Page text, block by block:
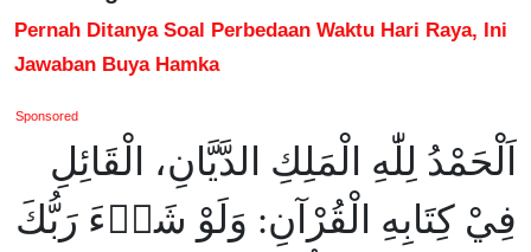
Pernah Ditanya Soal Perbedaan Waktu Hari Raya, Ini
Jawaban Buya Hamka
Sponsored
اَلْحَمْدُ لِلّٰهِ الْمَلِكِ الدَّيَّانِ، الْقَائِلِ
فِيْ كِتَابِهِ الْقُرْآنِ: وَلَوْ شَاۤءَ رَبُّكَ